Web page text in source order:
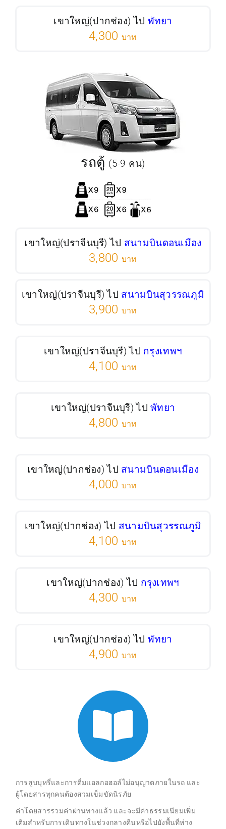
เขาใหญ่(ปากช่อง) ไป พัทยา
4,300 บาท
รถตู้ (5-9 คน)
เขาใหญ่(ปราจีนบุรี) ไป สนามบินดอนเมือง
3,800 บาท
เขาใหญ่(ปราจีนบุรี) ไป สนามบินสุวรรณภูมิ
3,900 บาท
เขาใหญ่(ปราจีนบุรี) ไป กรุงเทพฯ
4,100 บาท
เขาใหญ่(ปราจีนบุรี) ไปพัทยา
4,800 บาท
เขาใหญ่(ปากช่อง) ไป สนามบินดอนเมือง
4,000 บาท
เขาใหญ่(ปากช่อง) ไป สนามบินสุวรรณภูมิ
4,100 บาท
เขาใหญ่(ปากช่อง) ไป กรุงเทพฯ
4,300 บาท
เขาใหญ่(ปากช่อง) ไป พัทยา
4,900 บาท
การสูบบุหรี่และการดื่มแอลกอฮอล์ไม่อนุญาตภายในรถ และ
ผู้โดยสารทุกคนต้องสวมเข็มขัดนิรภัย
ค่าโดยสารรวมค่าผ่านทางแล้ว และจะมีค่าธรรมเนียมเพิ่ม
เติมสำหรับการเดินทางในช่วงกลางคืนหรือไปยังพื้นที่ห่าง